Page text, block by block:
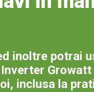
inoltre potrai
inclusa la